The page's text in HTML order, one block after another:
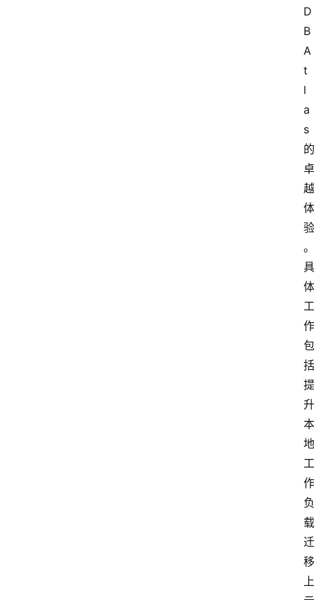
D
B
A
t
l
a
s
的
卓
越
体
验
。
具
体
工
作
包
括
提
升
本
地
工
作
负
载
迁
移
上